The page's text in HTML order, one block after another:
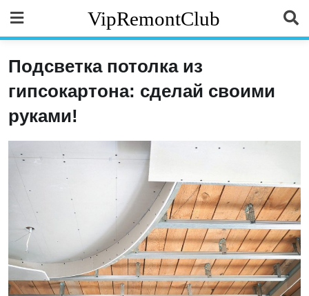
content
VipRemontClub
Подсветка потолка из
гипсокартона: сделай своими
руками!